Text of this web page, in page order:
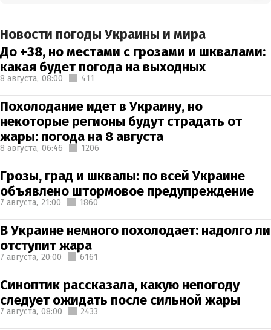
Новости погоды Украины и мира
До +38, но местами с грозами и шквалами:
какая будет погода на выходных
8 августа, 08:00 411
Похолодание идет в Украину, но
некоторые регионы будут страдать от
жары: погода на 8 августа
8 августа, 06:46 1206
Грозы, град и шквалы: по всей Украине
объявлено штормовое предупреждение
7 августа, 21:00 1860
В Украине немного похолодает: надолго ли
отступит жара
7 августа, 20:00 6161
Синоптик рассказала, какую непогоду
следует ожидать после сильной жары
7 августа, 08:00 2433